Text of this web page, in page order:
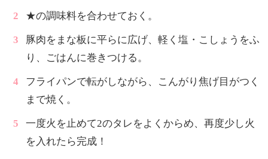
★の調味料を合わせておく。
豚肉をまな板に平らに広げ、軽く塩・こしょうをふ
り、ごはんに巻きつける。
フライパンで転がしながら、こんがり焦げ目がつく
まで焼く。
一度火を止めて2のタレをよくからめ、再度少し火
を入れたら完成！